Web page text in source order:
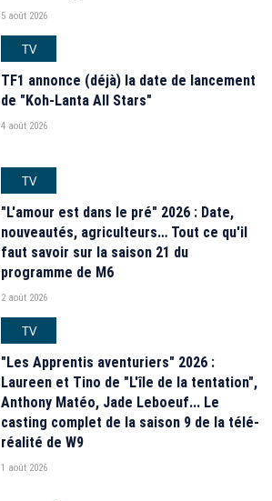
5 août 2026
TV
TF1 annonce (déjà) la date de lancement
de "Koh-Lanta All Stars"
4 août 2026
TV
"L'amour est dans le pré" 2026 : Date,
nouveautés, agriculteurs… Tout ce qu'il
faut savoir sur la saison 21 du
programme de M6
2 août 2026
TV
"Les Apprentis aventuriers" 2026 :
Laureen et Tino de "L'île de la tentation",
Anthony Matéo, Jade Leboeuf... Le
casting complet de la saison 9 de la télé-
réalité de W9
1 août 2026